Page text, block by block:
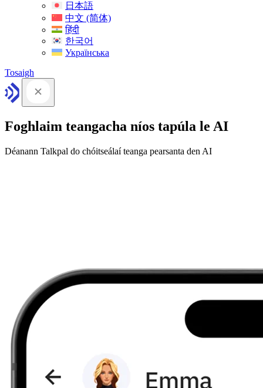
日本語
中文 (简体)
हिंदी
한국어
Українська
Tosaigh
Foghlaim teangacha níos tapúla le AI
Déanann Talkpal do chóitseálaí teanga pearsanta den AI